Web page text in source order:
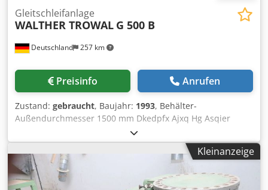
Deutschland 257 km
Gleitschleifanlage
WALTHER TROWAL G 500 B
Preisinfo Anrufen
Zustand: gebraucht, Baujahr: 1993, Behälter-
Außendurchmesser 1500 mm Dkedpfx Ajxq Hg Asqier
Behälter Durchmesser/ Behälterhöhe 1500 / 500 mm
Drehzahlbereich 1500 U/min Betriebsspannung 380 V
Volumen 300 Liter Antriebsleistung 18 kW
Maschinengewicht ca. 1,2 t Abmessungen L x B x H 1,5 x
1,6 x 1,6 m Vibrationstrockner Siehe Bilder
Kleinanzeige